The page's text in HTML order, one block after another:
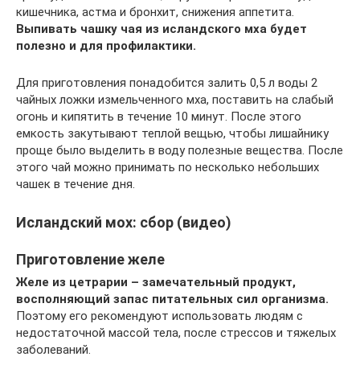
кишечника, астма и бронхит, снижения аппетита.
Выпивать чашку чая из исландского мха будет
полезно и для профилактики.
Для приготовления понадобится залить 0,5 л воды 2
чайных ложки измельченного мха, поставить на слабый
огонь и кипятить в течение 10 минут. После этого
емкость закутывают теплой вещью, чтобы лишайнику
проще было выделить в воду полезные вещества. После
этого чай можно принимать по несколько небольших
чашек в течение дня.
Исландский мох: сбор (видео)
Приготовление желе
Желе из цетрарии – замечательный продукт,
восполняющий запас питательных сил организма.
Поэтому его рекомендуют использовать людям с
недостаточной массой тела, после стрессов и тяжелых
заболеваний.